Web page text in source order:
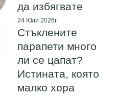
да избягвате
24 Юли 2026г.
Стъклените
парапети много
ли се цапат?
Истината, която
малко хора